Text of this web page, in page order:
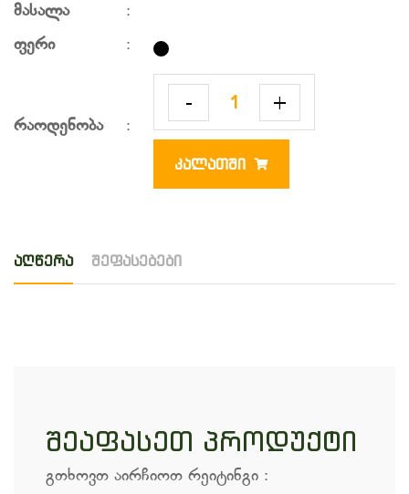
მასალა
:
ფერი
:
რაოდენობა :
- +
ᲙᲐᲚᲐᲗᲨᲘ
აღწერა შეფასებები
შეაფასეთ პროდუქტი
გთხოვთ აირჩიოთ რეიტინგი :